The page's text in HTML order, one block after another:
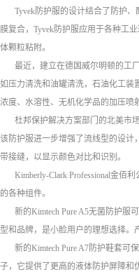
Tyvek防护服的设计结合了防护、
膜复合，Tyvek防护服应用于各种工
体颗粒粘附。
最近，建立在德国威尔明顿的工厂
如压力清洗和油罐清洗，石油化工装
浓度、水溶性、无机化学品的加压喷
杜邦保护解决方案部门的北美市场
该防护服进一步增强了流线型的设计
带接缝，以显示颜色对比和识别。
Kimberly-Clark Professional金佰利
的各种组件。
新的Kimtech Pure A5无菌防护服
型和品牌，是小脸用户的理想选择。
新的Kimtech Pure A7防护鞋套可保
子，它提供了更高的液体防护屏障和